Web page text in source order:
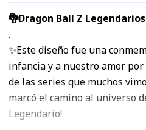
🐉Dragon Ball Z
.
✨Este diseño fue una
infancia y a nuestro amor
de las series que muchos
marcó el camino al universo
Legendario!